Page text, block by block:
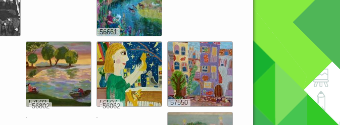
56661
57502 56507 57550
56802 56062